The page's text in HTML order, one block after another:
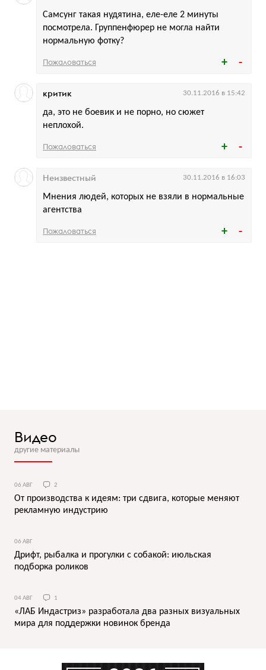
Самсунг такая нудятина, еле-еле 2 минуты
посмотрела. Группенфюрер не могла найти
нормальную фотку?
Пожаловаться
да, это не боевик и не порно, но сюжет
неплохой.
критик 30.11.2016 в 15:42
Пожаловаться
Мнения людей, которых не взяли в нормальные
агентства
Неизвестный 30.11.2016 в 16:03
Пожаловаться
Видео
другие материалы
06 АВГ 2
От производства к идеям: три сдвига, которые меняют
рекламную индустрию
06 АВГ
Дрифт, рыбалка и прогулки с собакой: июльская
подборка роликов
04 АВГ 1
«ЛАБ Индастриз» разработала два разных визуальных
мира для поддержки новинок бренда